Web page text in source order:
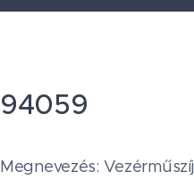
94059
Megnevezés: Vezérműszíj